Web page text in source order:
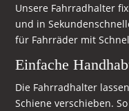
Unsere Fahrradhalter
und in
für Fahrräder mit
Einfache
Die Fahrradhalter
Schiene verschieben.